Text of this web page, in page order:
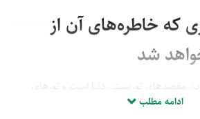
که خاطره‌های آن از
شد
مختلف از جمله عید نوروز برای سفر به این
ادامه مطلب